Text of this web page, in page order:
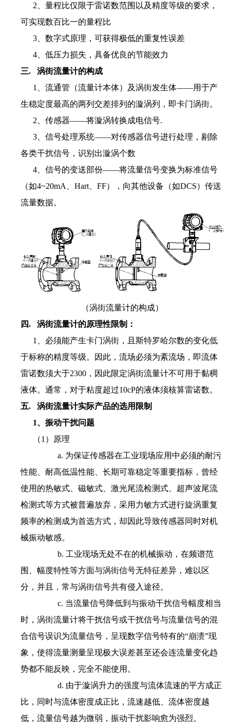
2、量程比仅限于雷诺数范围以及精度等级的要求，
可实现数百比一的量程比
3、数字式原理，可获得极低的重复性误差
4、低压力损失，具备优良的节能效力
三. 涡街流量计的构成
1、流通管（流量计本体）及涡街发生体——用于产
生稳定度最高的两列交差排列的漩涡列，即卡门涡街。
2、传感器——将漩涡转换成电信号.
3、信号处理系统——对传感器信号进行处理，剔除
各类干扰信号，识别出漩涡个数
4、信号的变送部份——将流量信号变换为标准信号
（如4~20mA、Hart、FF），向其他设备（如DCS）传送
流量数据。
（涡街流量计的构成）
四. 涡街流量计的原理性限制：
1、必须能产生卡门涡街，且斯特罗哈尔数的变化低
于标称的精度等级。因此，流场必须为紊流场，即流体
雷诺数须大于2300，因此限定涡街流量计不可用于黏稠
液体。通常，对于粘度超过10cP的液体须核算雷诺数。
五. 涡街流量计实际产品的选用限制
1、振动干扰问题
（1）原理
a. 为保证传感器在工业现场应用中必须的耐污
性能、耐高低温性能、长期可靠稳定等重要指标，曾经
使用的热敏式、磁敏式、激光尾流检测式、超声波尾流
检测式等方式被普遍放弃，采用力敏方式进行旋涡重复
频率的检测成为首选方式，却因此导致传感器同时对机
械振动敏感。
b. 工业现场无处不在的机械振动，在频谱范
围、幅度特性等方面与涡街信号无特征差异，难以区
分，并且，常与涡街信号共有侵入途径。
c. 当流量信号降低到与振动干扰信号幅度相当
时，涡街流量计将干扰信号或干扰信号与流量信号的混
合信号误识为流量信号，呈现数字信号特有的“崩溃”现
象，使得流量测量呈现极大误差甚至还会连流量变化趋
势都不能反映，完全不能使用。
d. 由于漩涡升力的强度与流体流速的平方成正
比，同时与流体密度成正比，流速越低、流体密度越
低，流量信号越为微弱，振动干扰影响愈为强烈。